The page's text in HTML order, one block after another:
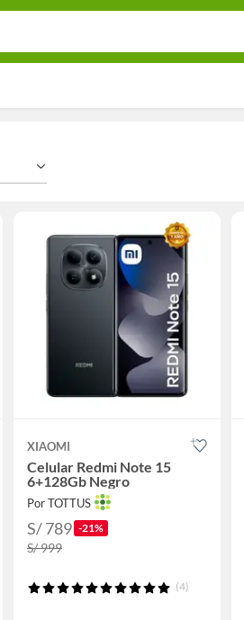
Bar
XIAOMI
Celular Redmi Note 15
6+128Gb Negro
Por TOTTUS
S/ 789 -21%
S/ 999
(4)